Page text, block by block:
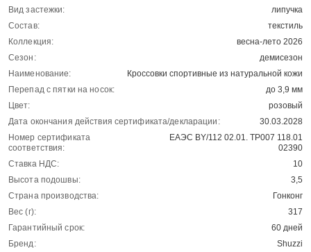
Вид застежки:
липучка
Состав:
текстиль
Коллекция:
весна-лето 2026
Сезон:
демисезон
Наименование:
Кроссовки спортивные из натуральной кожи
Перепад с пятки на носок:
до 3,9 мм
Цвет:
розовый
Дата окончания действия сертификата/декларации:
30.03.2028
Номер сертификата
соответствия:
ЕАЭС BY/112 02.01. ТР007 118.01
02390
Ставка НДС:
10
Высота подошвы:
3,5
Страна производства:
Гонконг
Вес (г):
317
Гарантийный срок:
60 дней
Бренд:
Shuzzi